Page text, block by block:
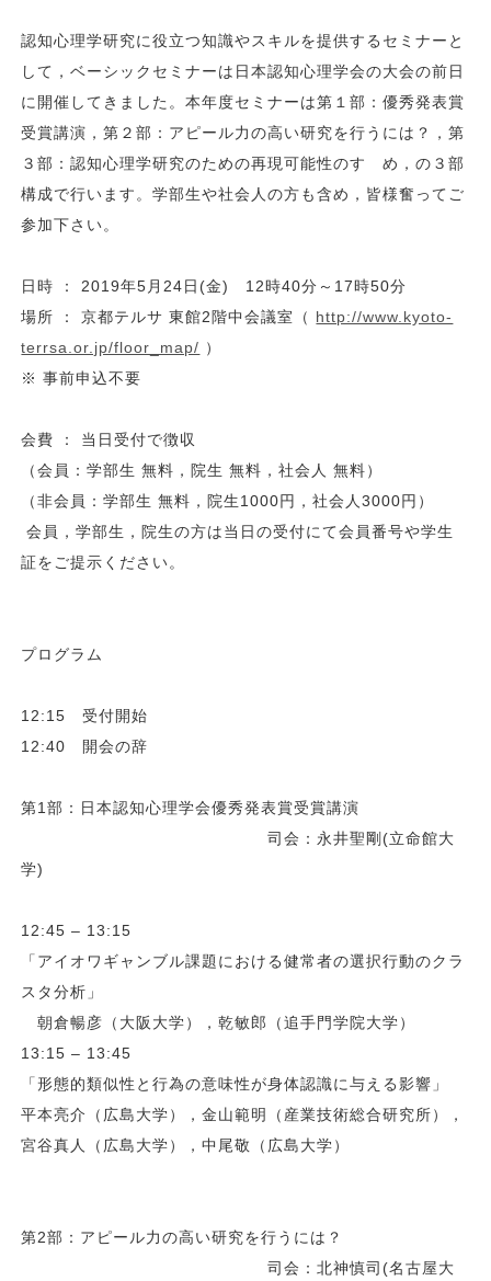
認知心理学研究に役立つ知識やスキルを提供するセミナーと
して，ベーシックセミナーは日本認知心理学会の大会の前日
に開催してきました。本年度セミナーは第１部：優秀発表賞
受賞講演，第２部：アピール力の高い研究を行うには？，第
３部：認知心理学研究のための再現可能性のすゝめ，の３部
構成で行います。学部生や社会人の方も含め，皆様奮ってご
参加下さい。
日時 ： 2019年5月24日(金) 12時40分～17時50分
場所 ： 京都テルサ 東館2階中会議室（ http://www.kyoto-
terrsa.or.jp/floor_map/ ）
※ 事前申込不要
会費 ： 当日受付で徴収
（会員：学部生 無料，院生 無料，社会人 無料）
（非会員：学部生 無料，院生1000円，社会人3000円）
会員，学部生，院生の方は当日の受付にて会員番号や学生
証をご提示ください。
プログラム
12:15 受付開始
12:40 開会の辞
第1部：日本認知心理学会優秀発表賞受賞講演
司会：永井聖剛(立命館大
学)
12:45 – 13:15
「アイオワギャンブル課題における健常者の選択行動のクラ
スタ分析」
朝倉暢彦（大阪大学），乾敏郎（追手門学院大学）
13:15 – 13:45
「形態的類似性と行為の意味性が身体認識に与える影響」
平本亮介（広島大学），金山範明（産業技術総合研究所），
宮谷真人（広島大学），中尾敬（広島大学）
第2部：アピール力の高い研究を行うには？
司会：北神慎司(名古屋大